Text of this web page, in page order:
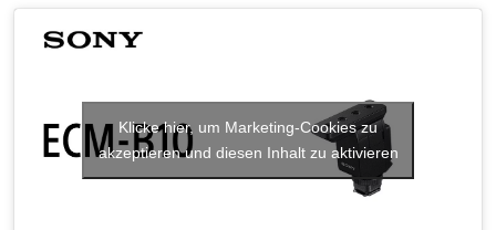
Klicke hier, um Marketing-Cookies zu
akzeptieren und diesen Inhalt zu aktivieren